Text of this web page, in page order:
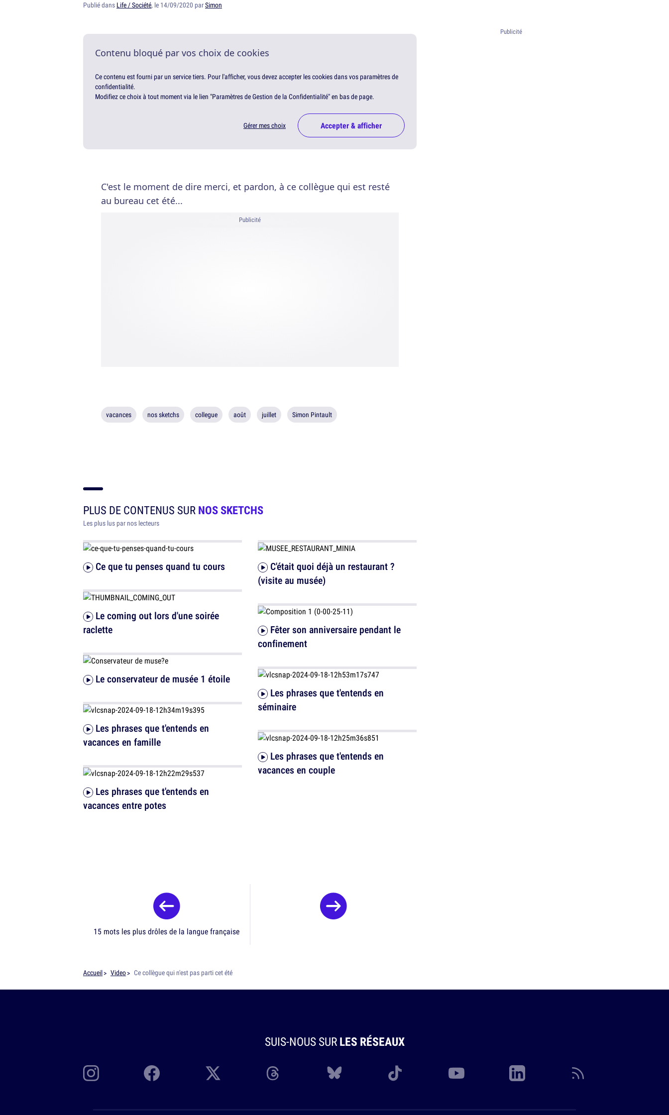
Publié dans Life / Société, le 14/09/2020 parSimon
Contenu bloqué par vos choix de cookies
Ce contenu est fourni par un service tiers. Pour l'afficher, vous devez accepter les cookies dans vos paramètres de
confidentialité.
Modifiez ce choix à tout moment via le lien "Paramètres de Gestion de la Confidentialité" en bas de page.
Gérer mes choix Accepter & afficher
C'est le moment de dire merci, et pardon, à ce collègue qui est resté
au bureau cet été...
Publicité
vacances nos sketchs collegue août juillet Simon Pintault
PLUS DE CONTENUS SURNOS SKETCHS
Les plus lus par nos lecteurs
Ce que tu penses quand tu cours
raclette
Le conservateur de musée 1 étoile
vacances en famille
vacances entre potes
(visite au musée)
confinement
séminaire
vacances en couple
15 mots les plus drôles de la langue française
Accueil Video Ce collègue qui n'est pas parti cet été
SUIS-NOUS SURLES RÉSEAUX